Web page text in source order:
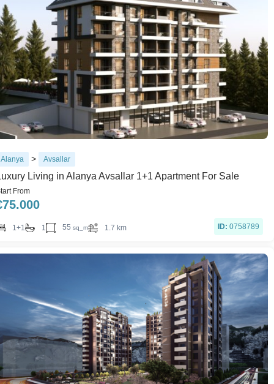
Alanya > Avsallar
Living in Alanya Avsallar 1+1 Apartment For Sale
From
75.000
1+1 1 55 sq_m 1.7 km ID: 0758789